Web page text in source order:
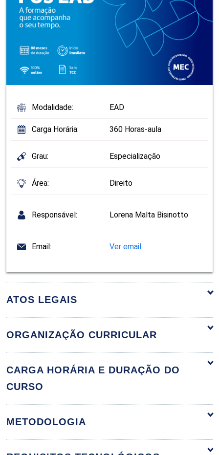
Modalidade: EAD
Carga Horária: 360 Horas-aula
Grau: Especialização
Área: Direito
Responsável: Lorena Malta Bisinotto
Email: Ver email
ATOS LEGAIS
ORGANIZAÇÃO CURRICULAR
60h
Introdução ao Direito de Família
CARGA HORÁRIA E DURAÇÃO DO
CURSO
METODOLOGIA